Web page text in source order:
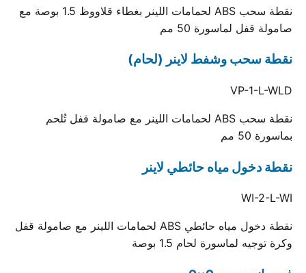
نقطة سحب ABS لحمامات اللينر بغطاء قلاووظ 1.5 بوصة مع
صامولة قفل لماسورة 50 مم
نقطة سحب وشفط لاينر (لحام)
VP-1-L-WLD
نقطة سحب ABS لحمامات اللينر مع صامولة قفل تُلحم
بماسورة 50 مم
نقطة دخول مياه حائطي لاينر
WI-2-L-WI
نقطة دخول مياه حائطي ABS لحمامات اللينر مع صامولة قفل
وكرة توجيه لماسورة لحام 1.5 بوصة